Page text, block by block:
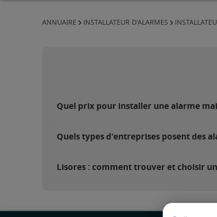
ANNUAIRE INSTALLATEUR D'ALARMES
Quel prix pour installer une alarme
Quels types d'entreprises posent des
Lisores : comment trouver et choisir